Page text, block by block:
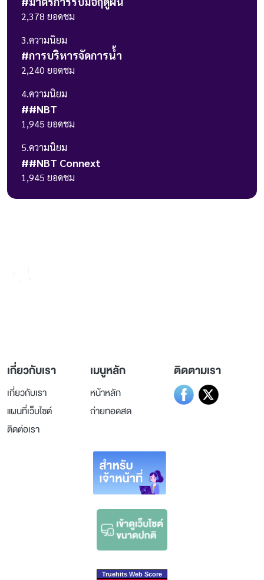
2,378 ยอดชม
3.ความนิยม
#การบริหารจัดการน้ำ
2,240 ยอดชม
4.ความนิยม
##NBT
1,945 ยอดชม
5.ความนิยม
##NBT Connext
1,945 ยอดชม
เกี่ยวกับเรา
เกี่ยวกับเรา
แผนที่เว็บไซต์
ติดต่อเรา
เมนูหลัก
หน้าหลัก
ถ่ายทอดสด
ติดตามเรา